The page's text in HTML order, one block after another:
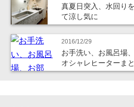
真夏日突入、水回り
て涼し気に
2016/12/29
お手洗い、お風呂場
オシャレヒーターま